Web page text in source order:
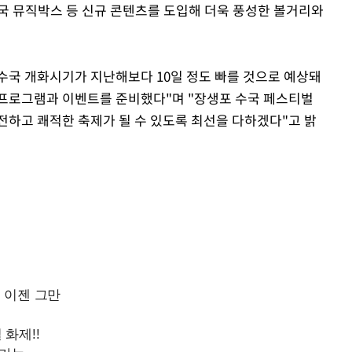
뮤직박스 등 신규 콘텐츠를 도입해 더욱 풍성한 볼거리와
개화시기가 지난해보다 10일 정도 빠를 것으로 예상돼
로그램과 이벤트를 준비했다"며 "장생포 수국 페스티벌
고 쾌적한 축제가 될 수 있도록 최선을 다하겠다"고 밝